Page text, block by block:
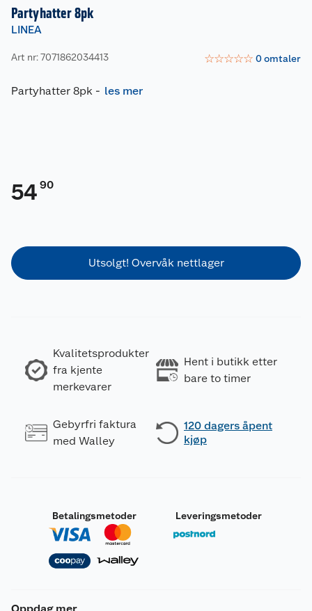
Partyhatter 8pk
LINEA
Art nr: 7071862034413 ☆☆☆☆☆ 0omtaler
Partyhatter 8pk - les mer
54 90
Utsolgt! Overvåk nettlager
Kvalitetsprodukter
fra kjente
merkevarer
Hent i butikk etter
bare to timer
Gebyrfri faktura
med Walley
120 dagers åpent
kjøp
Betalingsmetoder Leveringsmetoder